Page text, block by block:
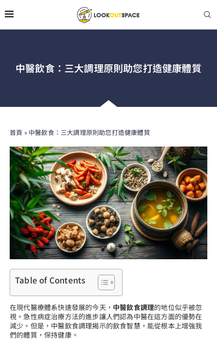
中醫飲食：三大調理原則助您打造健康體質
首頁 » 中醫飲食：三大調理原則助您打造健康體質
Table of Contents
在現代醫療體系快速發展的今天， 中醫飲食調理的地位似乎被忽
視。急性病症治療方法的進步讓人們認為中醫在這方面的優勢在
減少。但是，中醫飲食調理揭示的飲食智慧，能從根本上增強我
們的體質，保持健康。